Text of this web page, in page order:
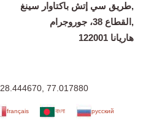
طريق سي إتش باكتاوار سينغ,
القطاع 38، جوروجرام,
هاريانا 122001
28.444670 77.017880
français বাংলা русский